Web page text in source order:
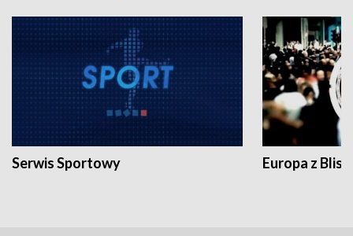
Serwis Sportowy Europa z